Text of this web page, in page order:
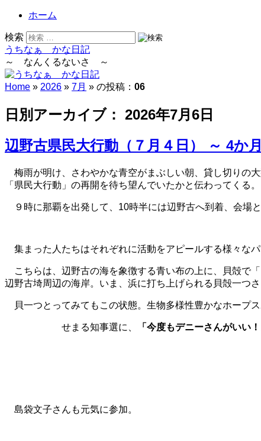
ホーム
検索
うちなぁ かな日記
～ なんくるないさ ～
Home » 2026 » 7月 » の投稿： 06
日別アーカイブ： 2026年7月6日
辺野古県民大行動（７月４日） ～ 4か
梅雨が明け、さわやかな青空がまぶしい朝、貸し切りの
「県民大行動」の再開を待ち望んでいたかと伝わってくる。
９時に那覇を出発して、10時半には辺野古へ到着、会場
集まった人たちはそれぞれに活動をアピールする様々なパ
こちらは、辺野古の海を象徴する青い布の上に、貝殻で
辺野古埼周辺の海岸。いま、浜に打ち上げられる貝殻一つさ
貝一つとってみてもこの状態。生物多様性豊かなホープ
せまる知事選に、 「今度もデニーさんがいい！
島袋文子さんも元気に参加。